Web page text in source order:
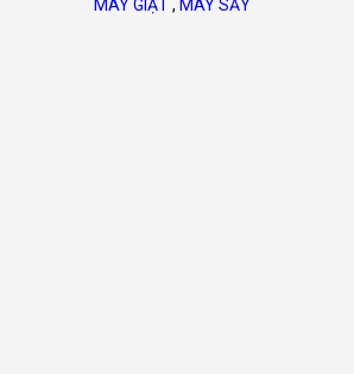
MÁY GIẶT, MÁY SẤY